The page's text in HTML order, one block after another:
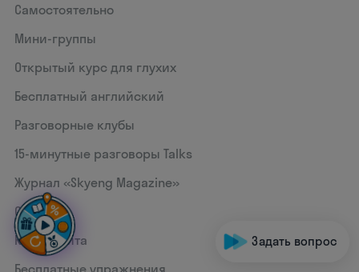
Самостоятельно
Мини-группы
Открытый курс для глухих
Бесплатный английский
Разговорные клубы
15‑минутные разговоры Talks
Журнал «Skyeng Magazine»
Статьи
Карта сайта
Бесплатные упражнения
Задать вопрос